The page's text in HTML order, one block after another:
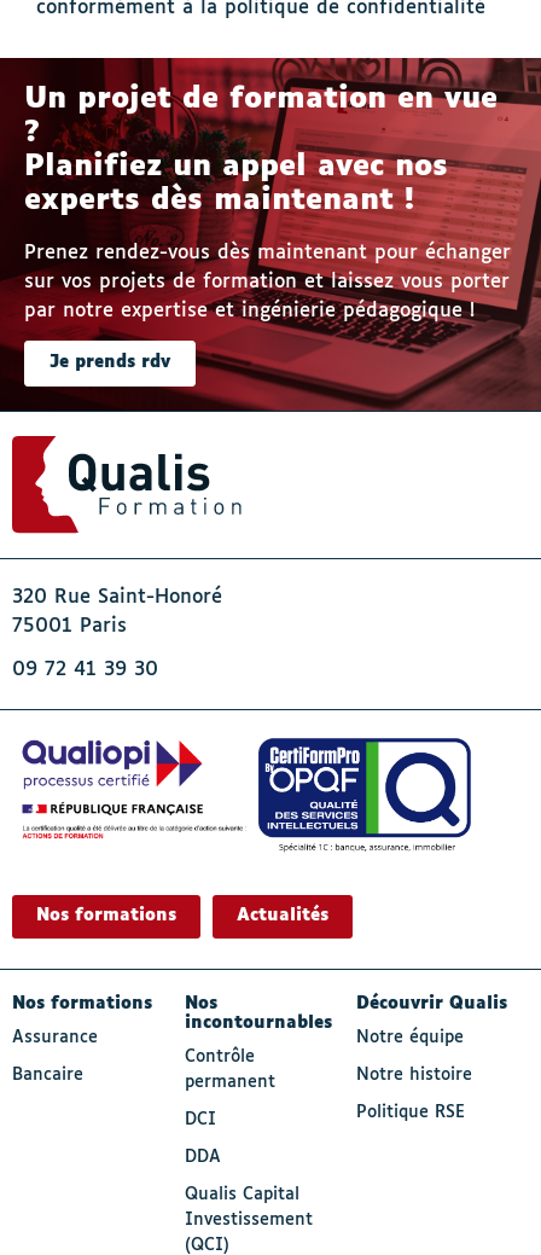
conformément à la politique de confidentialité
Un projet de formation en vue
?
Planifiez un appel avec nos
experts dès maintenant !
Prenez rendez-vous dès maintenant pour échanger
sur vos projets de formation et laissez vous porter
par notre expertise et ingénierie pédagogique !
Je prends rdv
320 Rue Saint-Honoré
75001 Paris
09 72 41 39 30
Nos formations
- Actif
Actualités
Nos formations
Assurance
Bancaire
Nos
incontournables
Contrôle
permanent
DCI
DDA
Qualis Capital
Investissement
(QCI)
Découvrir Qualis
Notre équipe
Notre histoire
Politique RSE